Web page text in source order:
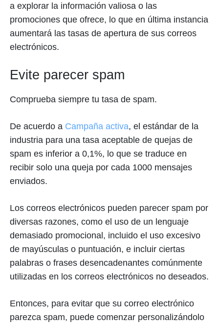
a explorar la información valiosa o las
promociones que ofrece, lo que en última instancia
aumentará las tasas de apertura de sus correos
electrónicos.
Evite parecer spam
Comprueba siempre tu tasa de spam.
De acuerdo a Campaña activa, el estándar de la
industria para una tasa aceptable de quejas de
spam es inferior a 0,1%, lo que se traduce en
recibir solo una queja por cada 1000 mensajes
enviados.
Los correos electrónicos pueden parecer spam por
diversas razones, como el uso de un lenguaje
demasiado promocional, incluido el uso excesivo
de mayúsculas o puntuación, e incluir ciertas
palabras o frases desencadenantes comúnmente
utilizadas en los correos electrónicos no deseados.
Entonces, para evitar que su correo electrónico
parezca spam, puede comenzar personalizándolo